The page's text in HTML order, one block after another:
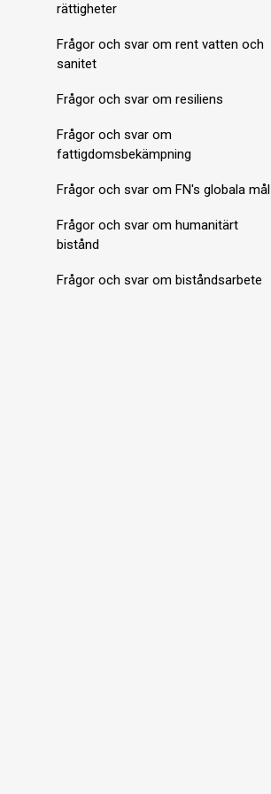
rättigheter
Frågor och svar om rent vatten och
sanitet
Frågor och svar om resiliens
Frågor och svar om
fattigdomsbekämpning
Frågor och svar om FN's globala mål
Frågor och svar om humanitärt
bistånd
Frågor och svar om biståndsarbete